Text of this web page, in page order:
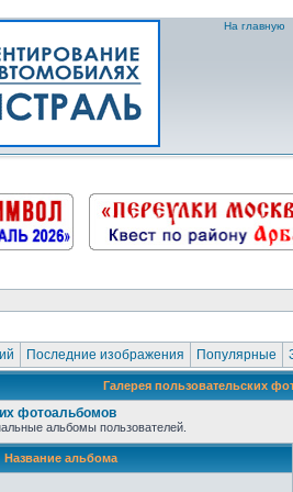
На главную
Последние изображения Популярные
Галерея пользовательских
фотоальбомов
альбомы пользователей.
Название альбома